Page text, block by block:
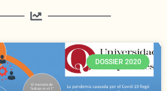
DOSSIER 2020